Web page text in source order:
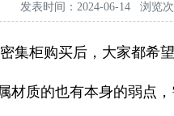
发表时间：2024-06-14 浏览次
集柜购买后，大家都希
材质的也有本身的弱点